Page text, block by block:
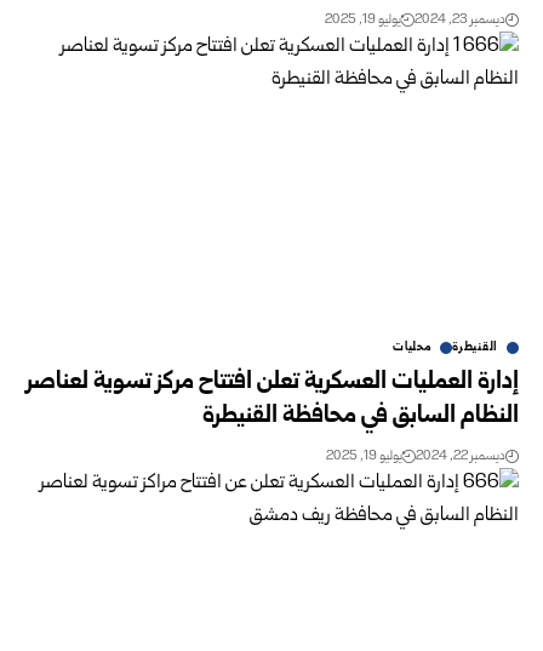
ديسمبر 23, 2024 يوليو 19, 2025
القنيطرة محليات
إدارة العمليات العسكرية تعلن افتتاح مركز تسوية لعناصر
النظام السابق في محافظة القنيطرة
ديسمبر 22, 2024 يوليو 19, 2025